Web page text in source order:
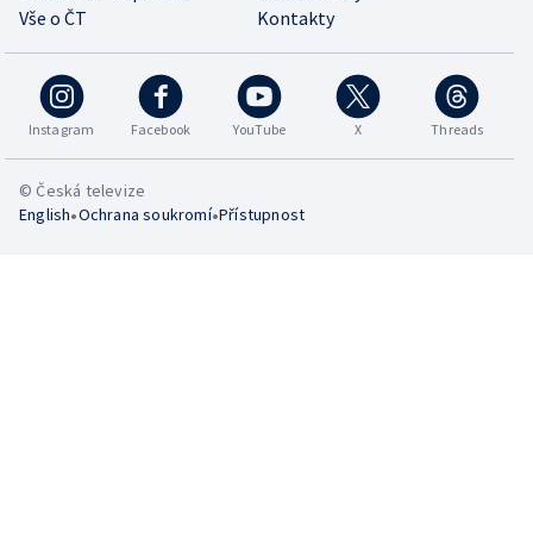
Vše o ČT
Kontakty
Instagram Facebook YouTube X Threads
© Česká televize
English•Ochrana soukromí•Přístupnost